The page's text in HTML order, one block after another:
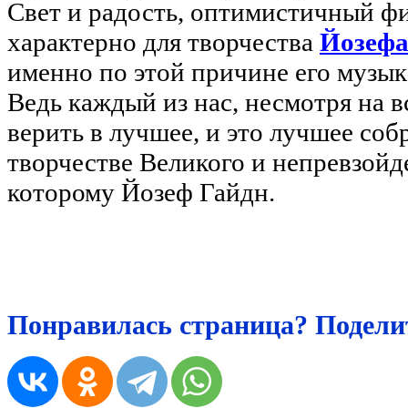
Свет и радость, оптимистичный
характерно для творчества
именно по этой причине его
Ведь каждый из нас, несмотря на
верить в лучшее, и это лучшее
творчестве Великого и
которому Йозеф Гайдн.
Понравилась страница?